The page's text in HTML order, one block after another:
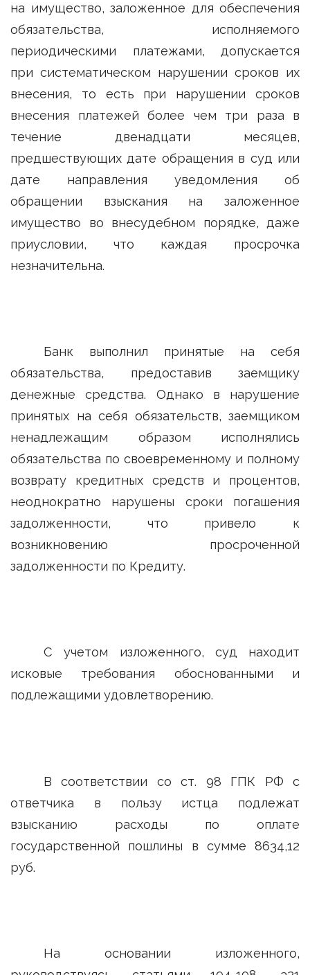
на имущество, заложенное для обеспечения
обязательства, исполняемого
периодическими платежами, допускается
при систематическом нарушении сроков их
внесения, то есть при нарушении сроков
внесения платежей более чем три раза в
течение двенадцати месяцев,
предшествующих дате обращения в суд или
дате направления уведомления об
обращении взыскания на заложенное
имущество во внесудебном порядке, даже
приусловии, что каждая просрочка
незначительна.
Банк выполнил принятые на себя
обязательства, предоставив заемщику
денежные средства. Однако в нарушение
принятых на себя обязательств, заемщиком
ненадлежащим образом исполнялись
обязательства по своевременному и полному
возврату кредитных средств и процентов,
неоднократно нарушены сроки погашения
задолженности, что привело к
возникновению просроченной
задолженности по Кредиту.
С учетом изложенного, суд находит
исковые требования обоснованными и
подлежащими удовлетворению.
В соответствии со ст. 98 ГПК РФ с
ответчика в пользу истца подлежат
взысканию расходы по оплате
государственной пошлины в сумме 8634,12
руб.
На основании изложенного,